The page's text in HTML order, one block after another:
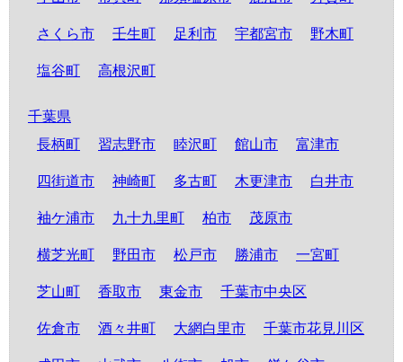
さくら市 壬生町 足利市 宇都宮市 野木町
塩谷町 高根沢町
千葉県
長柄町
習志野市 睦沢町 館山市 富津市
四街道市 神崎町 多古町 木更津市 白井市
袖ケ浦市 九十九里町 柏市 茂原市
横芝光町 野田市 松戸市 勝浦市 一宮町
芝山町 香取市 東金市 千葉市中央区
佐倉市 酒々井町 大網白里市 千葉市花見川区